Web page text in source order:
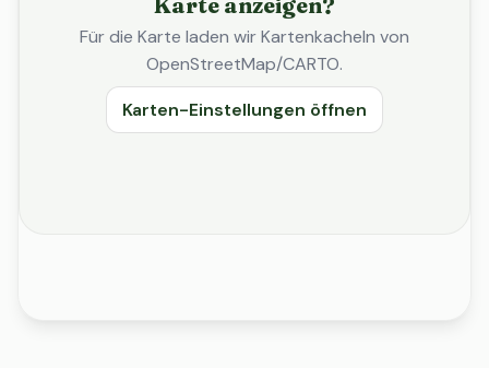
Für die Karte laden wir Kartenkacheln von
OpenStreetMap/CARTO.
Karten-Einstellungen öffnen